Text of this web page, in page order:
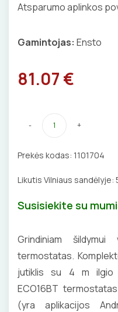
BATERIJOS
EL.
BŪGNAI
GRĘŽIMO
GULSČIUKAI
PJOVIMO
KALIMO
ŽYMEKLIAI
Izoliacinės
Atsparumo aplinkos
Gamintojas: Ensto
81.07 €
- +
Prekės kodas: 1101704
Likutis Vilniaus sandėlyje:
Susisiekite su
Grindiniam
termostatas.
jutiklis su 4 m ilgio
ECO16BT
(yra aplikacijos